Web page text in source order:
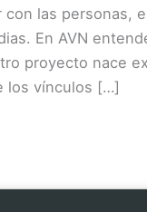
con las personas,
En AVN
proyecto nace
los vínculos […]